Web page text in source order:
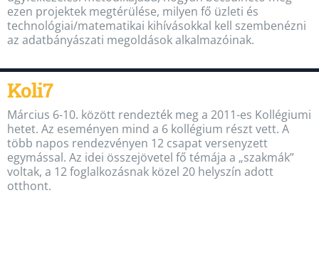
ezen projektek megtérülése, milyen fő üzleti és
technológiai/matematikai kihívásokkal kell szembenézni
az adatbányászati megoldások alkalmazóinak.
Koli7
Március 6-10. között rendezték meg a 2011-es Kollégiumi
hetet. Az eseményen mind a 6 kollégium részt vett. A
több napos rendezvényen 12 csapat versenyzett
egymással. Az idei összejövetel fő témája a „szakmák”
voltak, a 12 foglalkozásnak közel 20 helyszín adott
otthont.